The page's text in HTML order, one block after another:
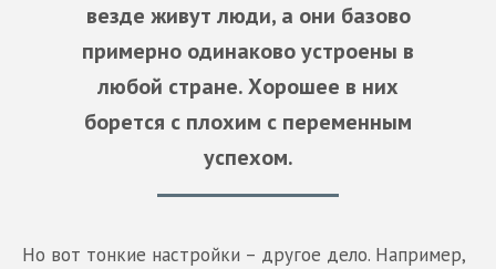
везде живут люди, а они базово
примерно одинаково устроены в
любой стране. Хорошее в них
борется с плохим с переменным
успехом.
Но вот тонкие настройки – другое дело. Например,